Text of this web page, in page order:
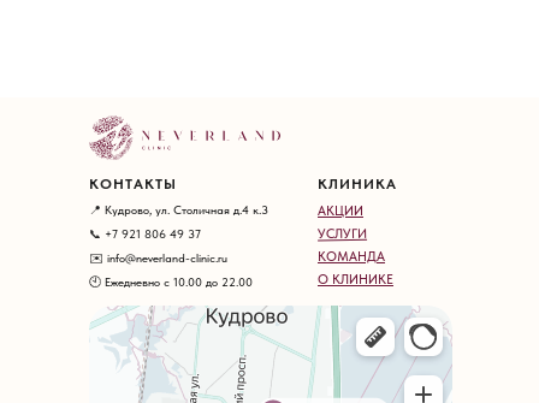
КОНТАКТЫ
📍 Кудрово, ул. Столичная д.4 к.3
📞 +7 921 806 49 37
✉️ info@neverland-clinic.ru
🕙 Ежедневно с 10.00 до 22.00
АКЦИИ
УСЛУГИ
КОМАНДА
О КЛИНИКЕ
КЛИНИКА